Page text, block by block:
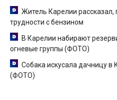
Житель Карелии рассказал,
трудности с бензином
В Карелии набирают
огневые группы (ФОТО)
Собака искусала дачницу в
(ФОТО)